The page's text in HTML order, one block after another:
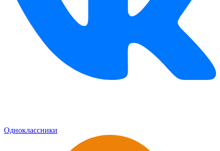
Одноклассники